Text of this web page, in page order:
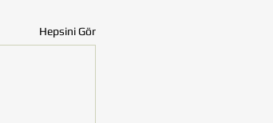
Hepsini Gör